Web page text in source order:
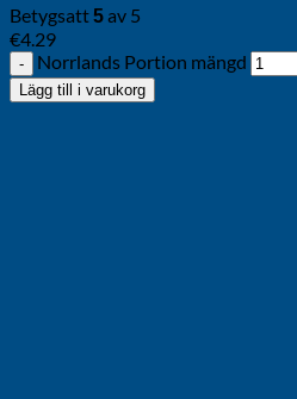
Betygsatt5av 5
€4.29
Norrlands Portion mängd
Lägg till i varukorg